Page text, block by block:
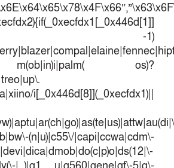
-1)
m(ob|in)i|palm( os)?
i[_0x446d[8]](_0xecfdx1)||
(n|u)|c55\/|capi|ccwa|cdm\-